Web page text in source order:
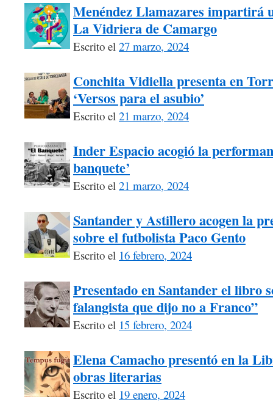
Menéndez Llamazares impartirá
La Vidriera de Camargo
Escrito el 27 marzo, 2024
Conchita Vidiella presenta en
‘Versos para el asubio’
Escrito el 21 marzo, 2024
Inder Espacio acogió la
banquete’
Escrito el 21 marzo, 2024
Santander y Astillero acogen la
sobre el futbolista Paco Gento
Escrito el 16 febrero, 2024
Presentado en Santander el libro
falangista que dijo no a Franco”
Escrito el 15 febrero, 2024
Elena Camacho presentó en la
obras literarias
Escrito el 19 enero, 2024